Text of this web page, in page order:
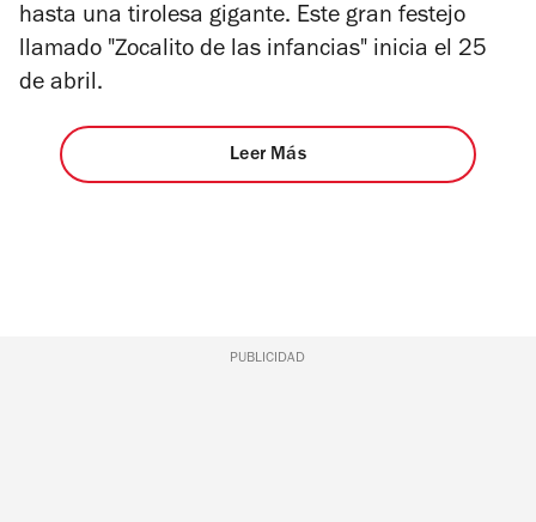
hasta una tirolesa gigante. Este gran festejo
llamado "Zocalito de las infancias" inicia el 25
de abril.
Leer Más
PUBLICIDAD